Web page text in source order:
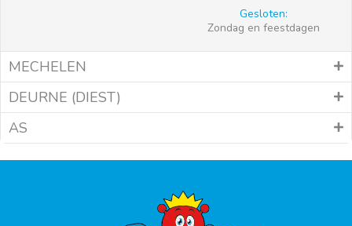
Gesloten:
Zondag en feestdagen
MECHELEN
DEURNE (DIEST)
AS